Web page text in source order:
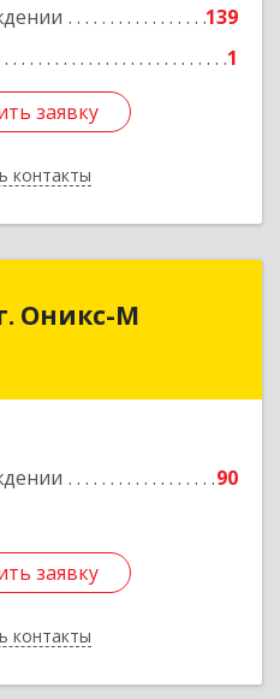
139
1
заявку
контакты
заявку
Оникс-М
90
заявку
контакты
Оникс-М
обл, Сафоновский р-н,
заявку